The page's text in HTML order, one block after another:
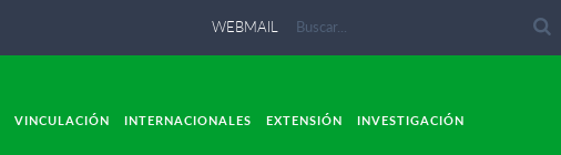
WEBMAIL
VINCULACIÓN INTERNACIONALES EXTENSIÓN INVESTIGACIÓN